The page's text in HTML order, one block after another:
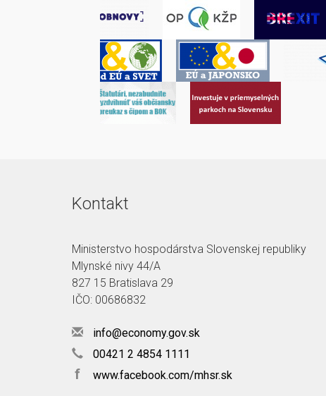
Kontakt
Ministerstvo hospodárstva Slovenskej republiky
Mlynské nivy 44/A
827 15 Bratislava 29
IČO: 00686832
info@economy.gov.sk
00421 2 4854 1111
f www.facebook.com/mhsr.sk